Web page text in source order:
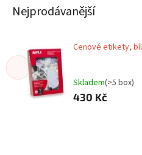
Nejprodávanější
Cenové etikety,
Skladem(>5 box)
430 Kč